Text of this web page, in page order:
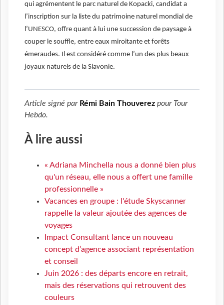
qui agrémentent le parc naturel de Kopacki, candidat a
l’inscription sur la liste du patrimoine naturel mondial de
l’UNESCO, offre quant à lui une succession de paysage à
couper le souffle, entre eaux miroitante et forêts
émeraudes. Il est considéré comme l’un des plus beaux
joyaux naturels de la Slavonie.
Article signé par Rémi Bain Thouverez pour Tour
Hebdo.
À lire aussi
« Adriana Minchella nous a donné bien plus
qu'un réseau, elle nous a offert une famille
professionnelle »
Vacances en groupe : l'étude Skyscanner
rappelle la valeur ajoutée des agences de
voyages
Impact Consultant lance un nouveau
concept d’agence associant représentation
et conseil
Juin 2026 : des départs encore en retrait,
mais des réservations qui retrouvent des
couleurs